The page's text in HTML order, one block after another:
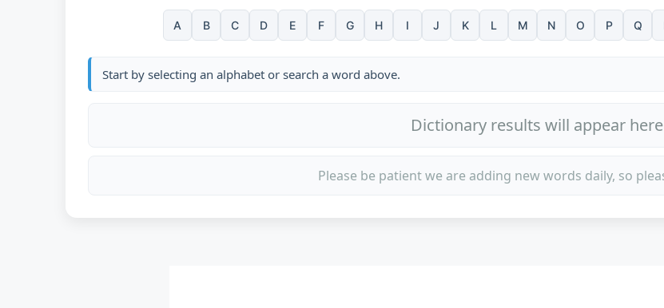
A B C D E F G H I J K L M N O P Q
Start by selecting an alphabet or search a word above.
Dictionary results will appear here
Please be patient we are adding new words daily, so